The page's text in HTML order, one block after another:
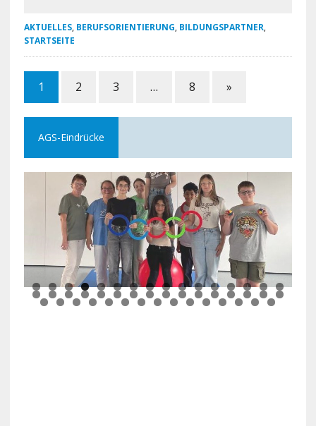
AKTUELLES, BERUFSORIENTIERUNG, BILDUNGSPARTNER,
STARTSEITE
1 2 3 … 8 »
AGS-Eindrücke